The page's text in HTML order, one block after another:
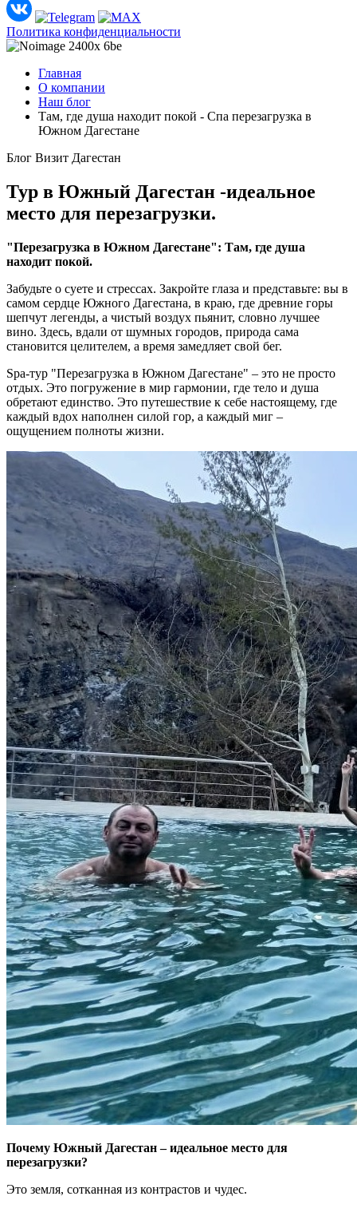
Политика конфиденциальности
Главная
О компании
Наш блог
Там, где душа находит покой - Спа перезагрузка в
Южном Дагестане
Блог Визит Дагестан
Тур в Южный Дагестан -идеальное
место для перезагрузки.
"Перезагрузка в Южном Дагестане": Там, где душа
находит покой.
Забудьте о суете и стрессах. Закройте глаза и представьте: вы в
самом сердце Южного Дагестана, в краю, где древние горы
шепчут легенды, а чистый воздух пьянит, словно лучшее
вино. Здесь, вдали от шумных городов, природа сама
становится целителем, а время замедляет свой бег.
Spa-тур "Перезагрузка в Южном Дагестане" – это не просто
отдых. Это погружение в мир гармонии, где тело и душа
обретают единство. Это путешествие к себе настоящему, где
каждый вдох наполнен силой гор, а каждый миг –
ощущением полноты жизни.
Почему Южный Дагестан – идеальное место для
перезагрузки?
Это земля, сотканная из контрастов и чудес.